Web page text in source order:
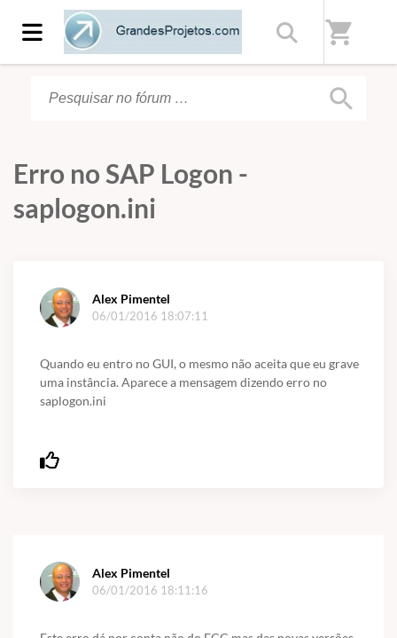
shopping_cart
search
Erro no SAP Logon -
saplogon.ini
Alex Pimentel
06/01/2016 18:07:11
Quando eu entro no GUI, o mesmo não aceita que eu grave
uma instância. Aparece a mensagem dizendo erro no
saplogon.ini
Alex Pimentel
06/01/2016 18:11:16